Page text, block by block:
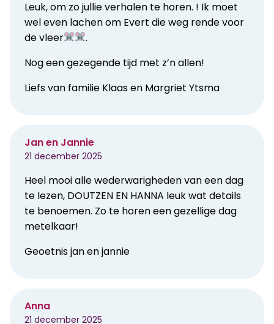
Leuk, om zo jullie verhalen te horen. ! Ik moet
wel even lachen om Evert die weg rende voor
de vleer
.
Nog een gezegende tijd met z’n allen!
Liefs van familie Klaas en Margriet Ytsma
Jan en Jannie
21 december 2025
Heel mooi alle wederwarigheden van een dag
te lezen, DOUTZEN EN HANNA leuk wat details
te benoemen. Zo te horen een gezellige dag
metelkaar!
Geoetnis jan en jannie
Anna
21 december 2025